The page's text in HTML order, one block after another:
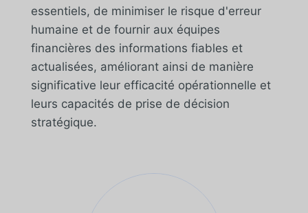
essentiels, de minimiser le risque d'erreur
humaine et de fournir aux équipes
financières des informations fiables et
actualisées, améliorant ainsi de manière
significative leur efficacité opérationnelle et
leurs capacités de prise de décision
stratégique.